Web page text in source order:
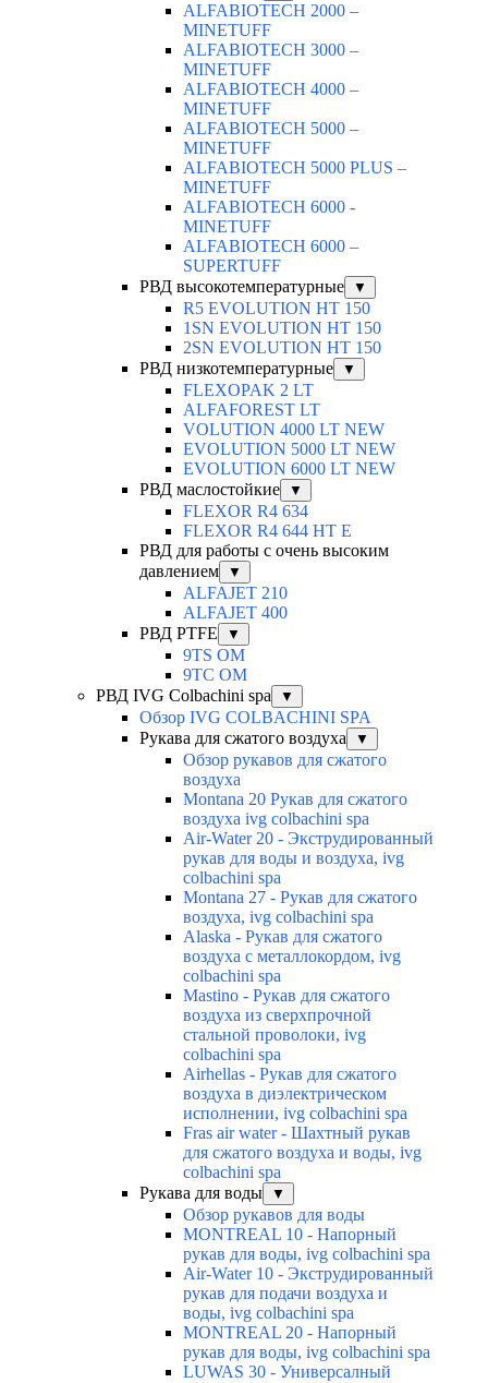
ALFABIOTECH 2000 –
MINETUFF
ALFABIOTECH 3000 –
MINETUFF
ALFABIOTECH 4000 –
MINETUFF
ALFABIOTECH 5000 –
MINETUFF
ALFABIOTECH 5000 PLUS –
MINETUFF
ALFABIOTECH 6000 -
MINETUFF
ALFABIOTECH 6000 –
SUPERTUFF
РВД высокотемпературные
▼
R5 EVOLUTION HT 150
1SN EVOLUTION HT 150
2SN EVOLUTION HT 150
РВД низкотемпературные
▼
FLEXOPAK 2 LT
ALFAFOREST LT
VOLUTION 4000 LT NEW
EVOLUTION 5000 LT NEW
EVOLUTION 6000 LT NEW
РВД маслостойкие
▼
FLEXOR R4 634
FLEXOR R4 644 HT E
РВД для работы с очень высоким
давлением
▼
ALFAJET 210
ALFAJET 400
РВД PTFE
▼
9TS OM
9TC OM
РВД IVG Colbachini spa
▼
Обзор IVG COLBACHINI SPA
Рукава для сжатого воздуха
▼
Обзор рукавов для сжатого
воздуха
Montana 20 Рукав для сжатого
воздуха ivg colbachini spa
Air-Water 20 - Экструдированный
рукав для воды и воздуха, ivg
colbachini spa
Montana 27 - Рукав для сжатого
воздуха, ivg colbachini spa
Alaska - Рукав для сжатого
воздуха с металлокордом, ivg
colbachini spa
Mastino - Рукав для сжатого
воздуха из сверхпрочной
стальной проволоки, ivg
colbachini spa
Airhellas - Рукав для сжатого
воздуха в диэлектрическом
исполнении, ivg colbachini spa
Fras air water - Шахтный рукав
для сжатого воздуха и воды, ivg
colbachini spa
Рукава для воды
▼
Обзор рукавов для воды
MONTREAL 10 - Напорный
рукав для воды, ivg colbachini spa
Air-Water 10 - Экструдированный
рукав для подачи воздуха и
воды, ivg colbachini spa
MONTREAL 20 - Напорный
рукав для воды, ivg colbachini spa
LUWAS 30 - Универсалный